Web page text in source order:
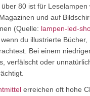
80 ist für Leselampen
und auf
(Quelle: lampen-led-
du illustrierte
Bei einem
verfälscht oder
erreichen oft hohe